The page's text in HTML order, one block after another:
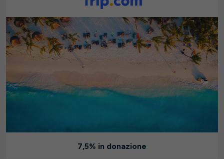
7,5% in donazione